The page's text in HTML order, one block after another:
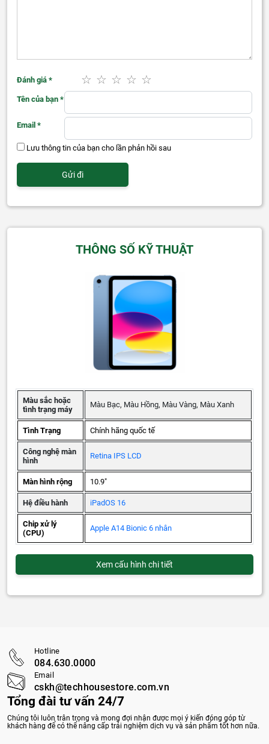
Đánh giá *
Tên của bạn *
Email *
Lưu thông tin của bạn cho lần phản hồi sau
THÔNG SỐ KỸ THUẬT
Màu sắc hoặc
tình trạng máy
Màu Bạc, Màu Hồng, Màu Vàng, Màu Xanh
Tình Trạng Chính hãng quốc tế
Công nghệ màn
hình
Retina IPS LCD
Màn hình rộng 10.9"
Hệ điều hành iPadOS 16
Chip xử lý
(CPU)
Apple A14 Bionic 6 nhân
Xem cấu hình chi tiết
Tổng đài tư vấn 24/7
Chúng tôi luôn trân trọng và mong đợi nhận được mọi ý kiến đóng góp từ
khách hàng để có thể nâng cấp trải nghiệm dịch vụ và sản phẩm tốt hơn nữa.
Hotline
084.630.0000
Email
cskh@techhousestore.com.vn